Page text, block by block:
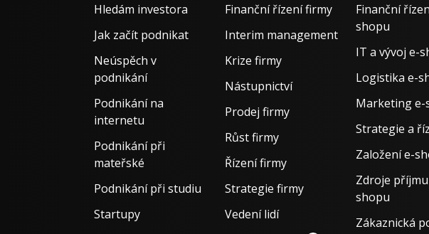
Hledám investora
Jak začít podnikat
Neúspěch v
podnikání
Podnikání na
internetu
Podnikání při
mateřské
Podnikání při studiu
Startupy
Finanční řízení firmy
Interim management
Krize firmy
Nástupnictví
Prodej firmy
Růst firmy
Řízení firmy
Strategie firmy
Vedení lidí
Finanční
shopu
IT a vývoj e-
Logistika e-
Marketing e-
Strategie a
Založení e-
Zdroje
shopu
Zákaznická